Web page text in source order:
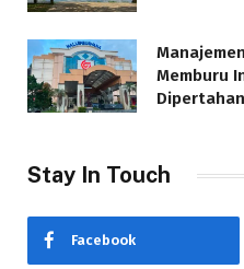
Memburu
Stay In Touch
Facebook